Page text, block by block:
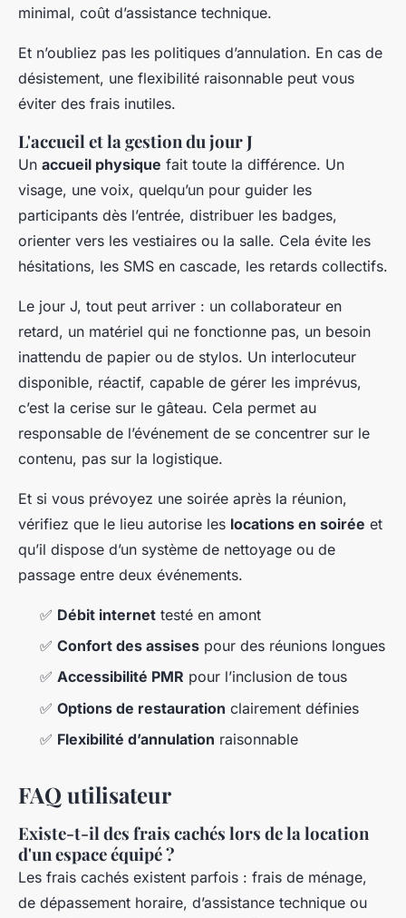
minimal, coût d’assistance technique.
Et n’oubliez pas les politiques d’annulation. En cas de
désistement, une flexibilité raisonnable peut vous
éviter des frais inutiles.
L'accueil et la gestion du jour J
Un accueil physique fait toute la différence. Un
visage, une voix, quelqu’un pour guider les
participants dès l’entrée, distribuer les badges,
orienter vers les vestiaires ou la salle. Cela évite les
hésitations, les SMS en cascade, les retards collectifs.
Le jour J, tout peut arriver : un collaborateur en
retard, un matériel qui ne fonctionne pas, un besoin
inattendu de papier ou de stylos. Un interlocuteur
disponible, réactif, capable de gérer les imprévus,
c’est la cerise sur le gâteau. Cela permet au
responsable de l’événement de se concentrer sur le
contenu, pas sur la logistique.
Et si vous prévoyez une soirée après la réunion,
vérifiez que le lieu autorise les locations en soirée et
qu’il dispose d’un système de nettoyage ou de
passage entre deux événements.
✅ Débit internet testé en amont
✅ Confort des assises pour des réunions longues
✅ Accessibilité PMR pour l’inclusion de tous
✅ Options de restauration clairement définies
✅ Flexibilité d’annulation raisonnable
FAQ utilisateur
Existe-t-il des frais cachés lors de la location
d'un espace équipé ?
Les frais cachés existent parfois : frais de ménage,
de dépassement horaire, d’assistance technique ou